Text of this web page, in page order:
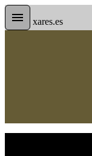
xares.es